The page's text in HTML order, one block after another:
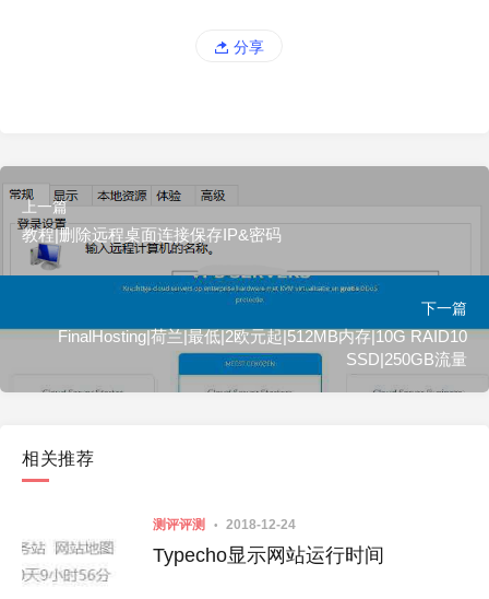
分享
上一篇
教程|删除远程桌面连接保存IP&密码
下一篇
FinalHosting|荷兰|最低|2欧元起|512MB内存|10G RAID10
SSD|250GB流量
相关推荐
测评评测 2018-12-24
Typecho显示网站运行时间